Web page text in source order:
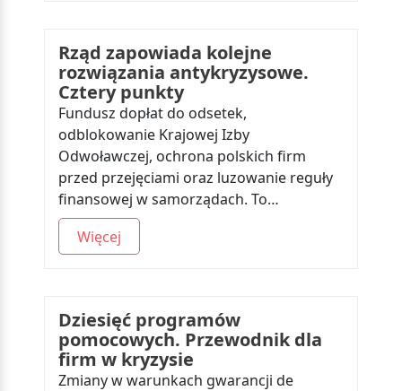
Rząd zapowiada kolejne
rozwiązania antykryzysowe.
Cztery punkty
Fundusz dopłat do odsetek,
odblokowanie Krajowej Izby
Odwoławczej, ochrona polskich firm
przed przejęciami oraz luzowanie reguły
finansowej w samorządach. To…
Więcej
Dziesięć programów
pomocowych. Przewodnik dla
firm w kryzysie
Zmiany w warunkach gwarancji de